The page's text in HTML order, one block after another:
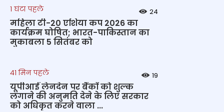
1 घंटा पहले 24
महिला टी-20 एशिया कप 2026 का
कार्यक्रम घोषित; भारत-पाकिस्तान का
मुकाबला 5 सितंबर को
41 मिन पहले 19
यूपीआई लेनदेन पर बैंकों को शुल्क
लगाने की अनुमति देने के लिए सरकार
को अधिकृत करने वाला ...